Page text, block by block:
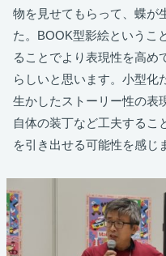
物を見せてもらって、蝶が
た。BOOK型影絵というこ
ることでより表現性を高め
らしいと思います。小型化
生かしたストーリー性の表
自体の装丁など工夫するこ
を引き出せる可能性を感じ